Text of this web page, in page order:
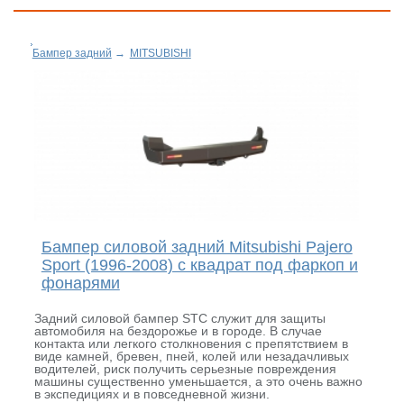
Бампер задний → MITSUBISHI
Бампер силовой задний Mitsubishi Pajero
Sport (1996-2008) с квадрат под фаркоп и
фонарями
Задний силовой бампер STC служит для защиты
автомобиля на бездорожье и в городе. В случае
контакта или легкого столкновения с препятствием в
виде камней, бревен, пней, колей или незадачливых
водителей, риск получить серьезные повреждения
машины существенно уменьшается, а это очень важно
в экспедициях и в повседневной жизни.